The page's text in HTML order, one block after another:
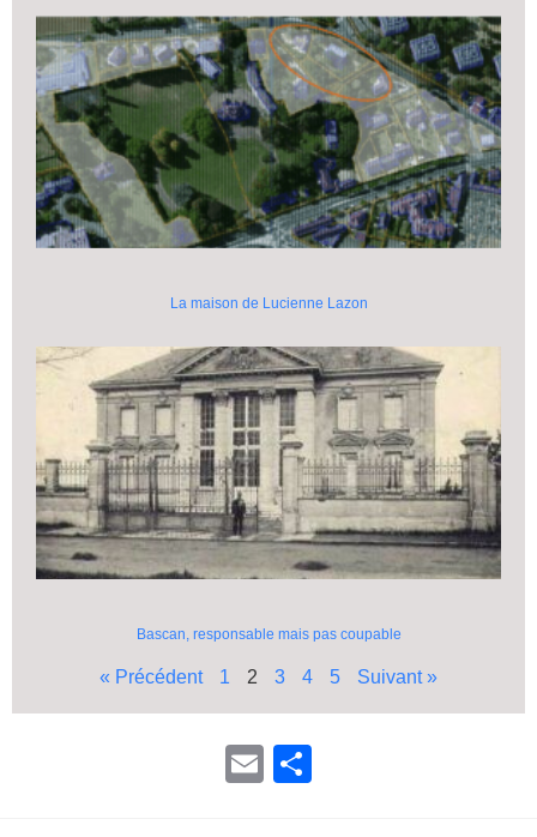
La maison de Lucienne Lazon
Bascan, responsable mais pas coupable
« Précédent 1 2 3 4 5 Suivant »
E